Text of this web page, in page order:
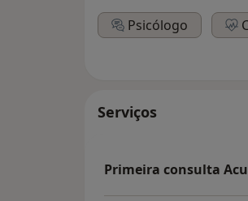
Psicólogo
Serviços
Primeira consulta